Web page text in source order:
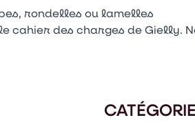
rondelles ou lamelles
cahier des charges de